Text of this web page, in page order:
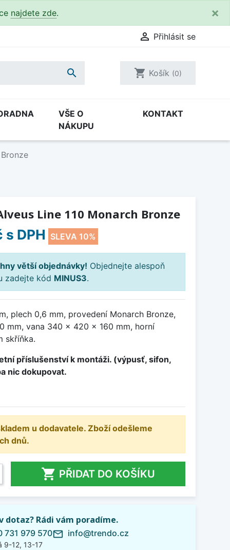
najdete zde. ×
 Přihlásit se
 shopping_cart Košík (0)
VŠE O
NÁKUPU
KONTAKT
Line 110 Monarch Bronze
s DPH SLEVA 10%
větší objednávky! Objednejte alespoň
zadejte kód MINUS3.
plech 0,6 mm, provedení Monarch Bronze,
mm, vana 340 x 420 x 160 mm, horní
skříňka.
příslušenství k montáži. (výpusť, sifon,
nic dokupovat.
u dodavatele. Zboží odešleme
dnů.
 PŘIDAT DO KOŠÍKU
dotaz? Rádi vám poradíme.
731 979 570
9-12, 13-17
mail_outline info@trendo.cz